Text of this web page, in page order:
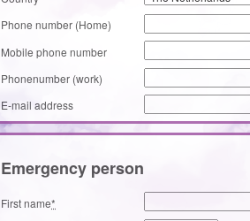
Phone number (Home)
Mobile phone number
Phonenumber (work)
E-mail address
Emergency person
First name*